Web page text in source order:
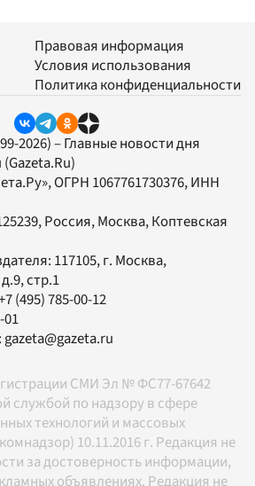
Правовая информация
Условия использования
Политика конфиденциальности
2026) – Главные новости дня
(Gazeta.Ru)
, ОГРН 1067761730376, ИНН
Россия, Москва, Коптевская
117105, г. Москва,
стр.1
(495) 785-00-12
01
gazeta@gazeta.ru
СМИ Эл № ФС77-67642
службой по надзору в сфере
технологий и массовых
10.11.2016 г. Редакция не
за достоверность информации,
объявлениях. Редакция не